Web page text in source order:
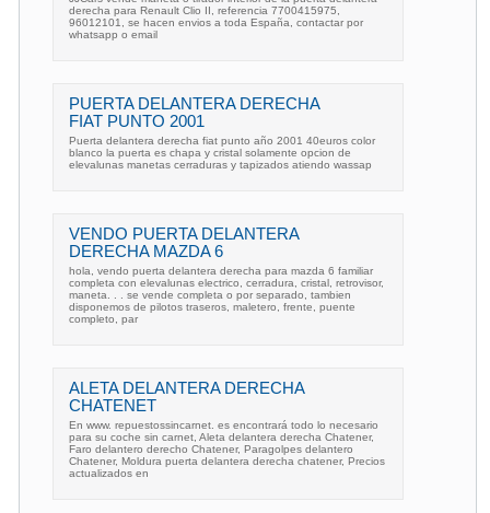
derecha para Renault Clio II, referencia 7700415975,
96012101, se hacen envios a toda España, contactar por
whatsapp o email
PUERTA DELANTERA DERECHA
FIAT PUNTO 2001
Puerta delantera derecha fiat punto año 2001 40euros color
blanco la puerta es chapa y cristal solamente opcion de
elevalunas manetas cerraduras y tapizados atiendo wassap
VENDO PUERTA DELANTERA
DERECHA MAZDA 6
hola, vendo puerta delantera derecha para mazda 6 familiar
completa con elevalunas electrico, cerradura, cristal, retrovisor,
maneta. . . se vende completa o por separado, tambien
disponemos de pilotos traseros, maletero, frente, puente
completo, par
ALETA DELANTERA DERECHA
CHATENET
En www. repuestossincarnet. es encontrará todo lo necesario
para su coche sin carnet, Aleta delantera derecha Chatener,
Faro delantero derecho Chatener, Paragolpes delantero
Chatener, Moldura puerta delantera derecha chatener, Precios
actualizados en